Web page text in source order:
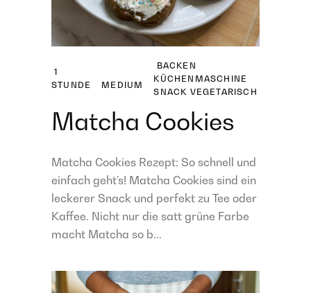
1
STUNDE
MEDIUM
BACKEN
KÜCHENMASCHINE
SNACK VEGETARISCH
Matcha Cookies
Matcha Cookies Rezept: So schnell und
einfach geht’s! Matcha Cookies sind ein
leckerer Snack und perfekt zu Tee oder
Kaffee. Nicht nur die satt grüne Farbe
macht Matcha so b...